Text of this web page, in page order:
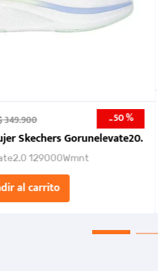
2026
349.900 -50 %
Skechers Gorunelevate20.
129000Wmnt
al carrito